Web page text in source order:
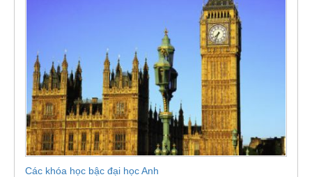
Các khóa học bậc đại học Anh